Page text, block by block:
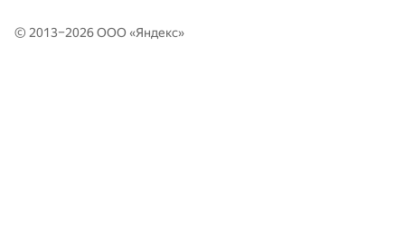
© 2013–2026 ООО «Яндекс»